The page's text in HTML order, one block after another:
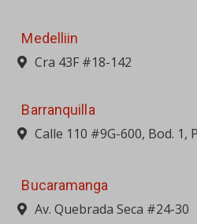
Medelliin
Cra 43F #18-142
Barranquilla
Calle 110 #9G-600, Bod. 1,
Bucaramanga
Av. Quebrada Seca #24-30